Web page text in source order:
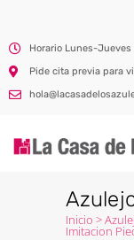
Horario Lunes-
Pide cita previa para
Inicio >
Imitacion